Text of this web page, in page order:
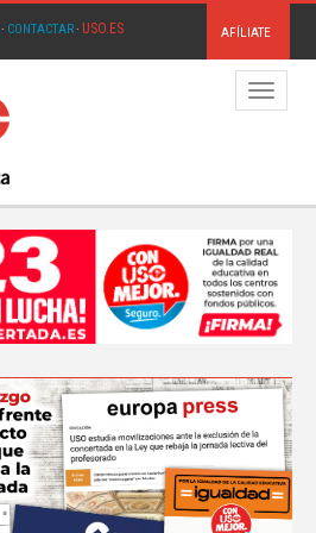
· CONTACTAR· USO.ES AFÍLIATE
Menú